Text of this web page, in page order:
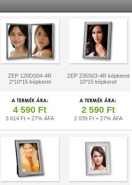
ZEP 120DS04-4R
2*10*15 képkeret
ZEP 235S03-4R képkeret
10*15 képkeret
4 590 Ft
3 614 Ft + 27% ÁFA
2 590 Ft
2 039 Ft + 27% ÁFA